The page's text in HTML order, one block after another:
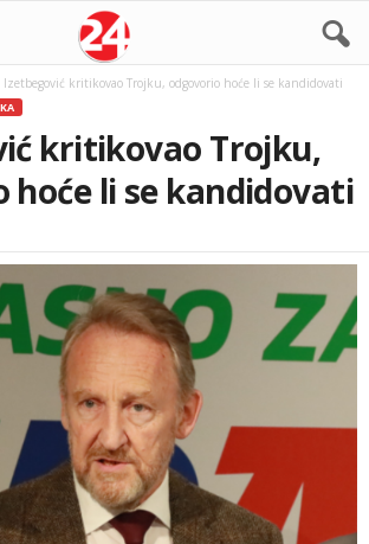
Izetbegović kritikovao Trojku, odgovorio hoće li se kandidovati
kritikovao Trojku,
hoće li se kandidovati